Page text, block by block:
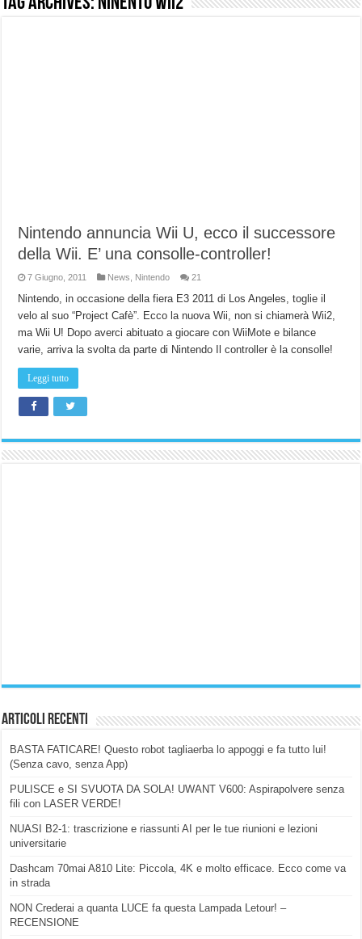
Nintendo annuncia Wii U, ecco il successore
della Wii. E’ una consolle-controller!
7 Giugno, 2011 News Nintendo 21
Nintendo, in occasione della fiera E3 2011 di Los Angeles, toglie il
velo al suo “Project Cafè”. Ecco la nuova Wii, non si chiamerà Wii2,
ma Wii U! Dopo averci abituato a giocare con WiiMote e bilance
varie, arriva la svolta da parte di Nintendo Il controller è la consolle!
Leggi tutto
Articoli Recenti
BASTA FATICARE! Questo robot tagliaerba lo appoggi e fa tutto lui!
(Senza cavo, senza App)
PULISCE e SI SVUOTA DA SOLA! UWANT V600: Aspirapolvere senza
fili con LASER VERDE!
NUASI B2-1: trascrizione e riassunti AI per le tue riunioni e lezioni
universitarie
Dashcam 70mai A810 Lite: Piccola, 4K e molto efficace. Ecco come va
in strada
NON Crederai a quanta LUCE fa questa Lampada Letour! –
RECENSIONE